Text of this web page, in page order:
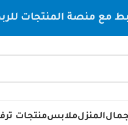
المنتجات للربح بنظام
المنزلملابسمنتجات